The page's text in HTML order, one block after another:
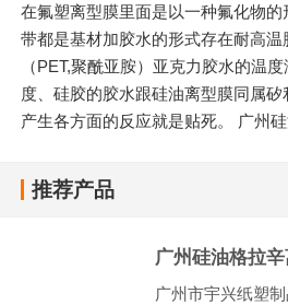
在氟塑离型膜里面是以一种氟化物
带都是基材加胶水的形式存在耐高
（PET,聚酰亚胺）亚克力胶水的温
度、硅胶的胶水跟硅油离型膜同属
产生各方面的反应就是贴死。 广州
推荐产品
广州硅油格拉
广州市宇兴纸塑